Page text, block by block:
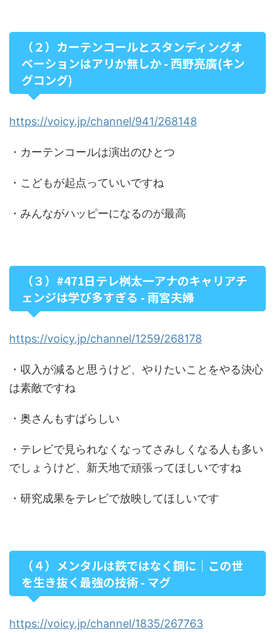
（２）カーテンコールとスタンディングオ
ベーションはアリか無しか - 西野亮廣(キン
グコング)
https://voicy.jp/channel/941/268148
・カーテンコールは演出のひとつ
・こどもが起点っていいですね
・みんながハッピーになるのが最高
（３）#471日テレ桝太一アナのキャリアチ
ェンジは学び多すぎる - 雨宮夫婦
https://voicy.jp/channel/1259/268178
・収入が減ると思うけど、やりたいことをやる決心
は素敵ですね
・奥さんもすばらしい
・テレビで見られなくなってさみしくなる人も多い
でしょうけど、新天地で頑張ってほしいですね
・研究成果をテレビで放映してほしいです
（４）メンタルは鉄ではなく鋼に｜この世
を生き抜く最強の技術 - マグ
https://voicy.jp/channel/1835/267763